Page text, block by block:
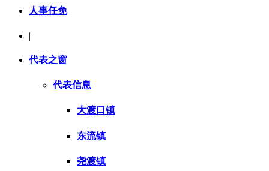
人事任免
|
代表之窗
代表信息
大渡口镇
东流镇
尧渡镇